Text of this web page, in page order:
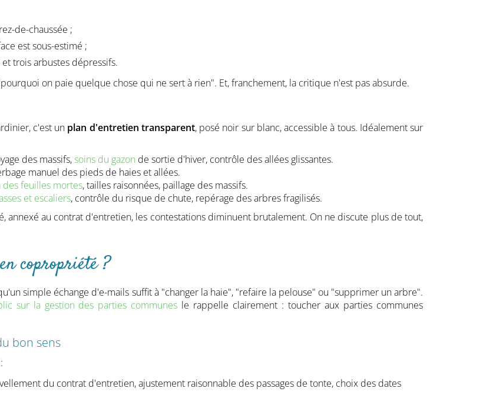
de-chaussée ;
est sous-estimé ;
trois arbustes dépressifs.
on paie quelque chose qui ne sert à rien". Et, franchement, la critique n'est pas absurde.
c'est un plan d'entretien transparent, posé noir sur blanc, accessible à tous. Idéalement sur
des massifs,soins du gazon de sortie d'hiver, contrôle des allées glissantes.
manuel des pieds de haies et allées.
des feuilles mortes, tailles raisonnées, paillage des massifs.
et escaliers, contrôle du risque de chute, repérage des arbres fragilisés.
annexé au contrat d'entretien, les contestations diminuent brutalement. On ne discute plus de tout,
copropriété ?
simple échange d'e-mails suffit à "changer la haie", "refaire la pelouse" ou "supprimer un arbre".
sur la gestion des parties communes le rappelle clairement : toucher aux parties communes
bon sens
du contrat d'entretien, ajustement raisonnable des passages de tonte, choix des dates